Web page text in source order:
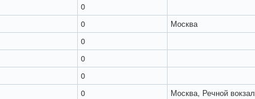
0
0 Москва
0
0
0
0 Москва, Речной вокзал